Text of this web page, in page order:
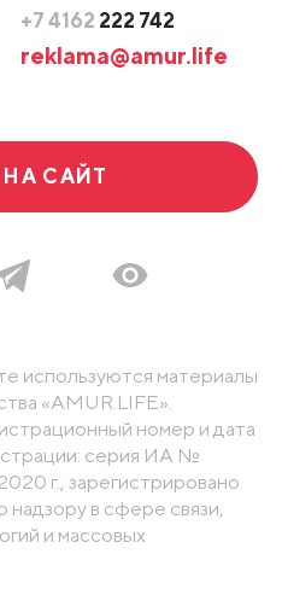
+7 4162 222 742
reklama@amur.life
САЙТ
используются материалы
«AMUR.LIFE».
номер и дата
серия ИА №
г., зарегистрировано
в сфере связи,
и массовых